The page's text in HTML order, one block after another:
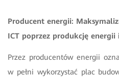
Producent energii:
ICT poprzez produkcję energii
Przez producentów energii
w pełni wykorzystać plac